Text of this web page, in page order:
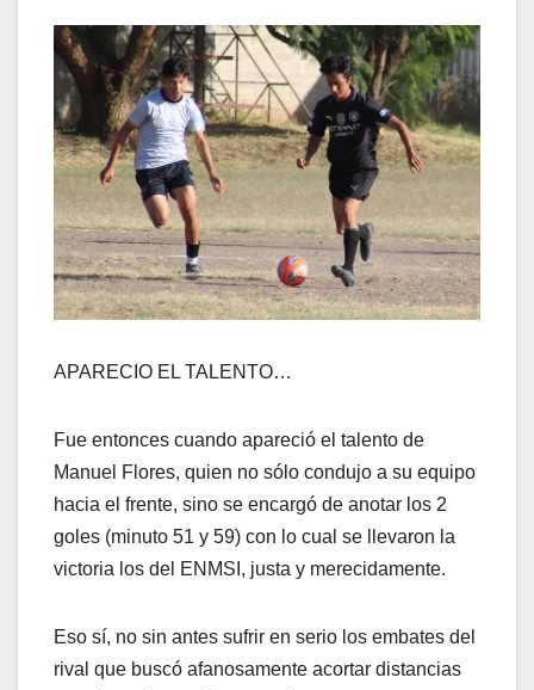
APARECIO EL TALENTO…
Fue entonces cuando apareció el talento de
Manuel Flores, quien no sólo condujo a su equipo
hacia el frente, sino se encargó de anotar los 2
goles (minuto 51 y 59) con lo cual se llevaron la
victoria los del ENMSI, justa y merecidamente.
Eso sí, no sin antes sufrir en serio los embates del
rival que buscó afanosamente acortar distancias